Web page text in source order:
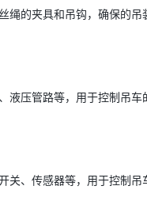
绳的夹具和吊钩，确保的吊
液压管路等，用于控制吊车
关、传感器等，用于控制吊